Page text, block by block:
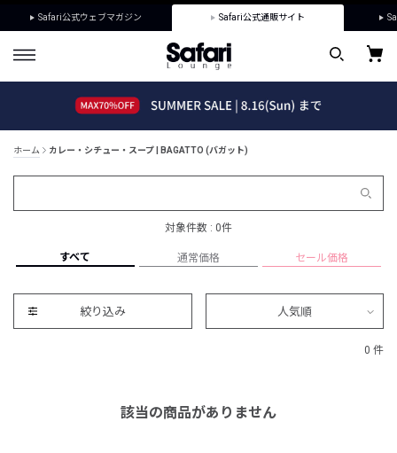
Safari公式ウェブマガジン Safari公式通販サイト
ホーム カレー・シチュー・スープ | BAGATTO (バガット)
対象件数 : 0件
すべて 通常価格 セール価格
絞り込み 人気順
0 件
該当の商品がありません